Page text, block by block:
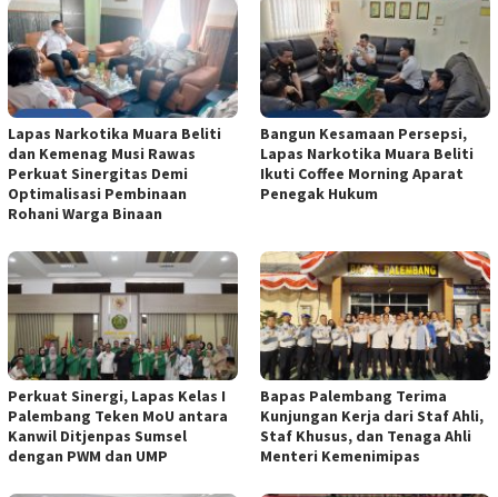
Lapas Narkotika Muara Beliti
dan Kemenag Musi Rawas
Perkuat Sinergitas Demi
Optimalisasi Pembinaan
Rohani Warga Binaan
Bangun Kesamaan Persepsi,
Lapas Narkotika Muara Beliti
Ikuti Coffee Morning Aparat
Penegak Hukum
Perkuat Sinergi, Lapas Kelas I
Palembang Teken MoU antara
Kanwil Ditjenpas Sumsel
dengan PWM dan UMP
Bapas Palembang Terima
Kunjungan Kerja dari Staf Ahli,
Staf Khusus, dan Tenaga Ahli
Menteri Kemenimipas